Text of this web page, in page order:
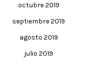
octubre 2019
septiembre 2019
agosto 2019
julio 2019